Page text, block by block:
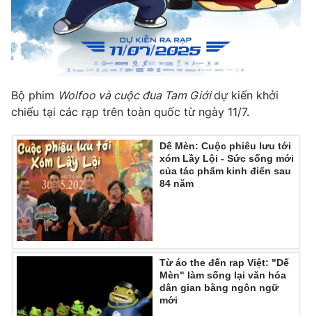
® Cấm sao chép dưới mọi hình thức nếu không có sự chấp
thuận bằng văn bản. Ghi rõ nguồn VTV.vn khi phát hành lại
Bộ phim Wolfoo và cuộc đua Tam Giớidự kiến khởi
chiếu tại các rạp trên toàn quốc từ ngày 11/7.
Dế Mèn: Cuộc phiêu lưu tới
xóm Lầy Lội - Sức sống mới
của tác phẩm kinh điển sau
84 năm
Từ áo the đến rap Việt: "Dế
Mèn" làm sống lại văn hóa
dân gian bằng ngôn ngữ
mới